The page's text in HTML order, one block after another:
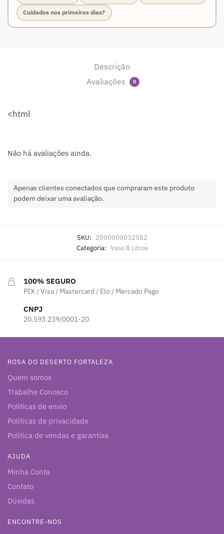
Cuidados nos primeiros dias?
Descrição
Avaliações
0
<html
Não há avaliações ainda.
Apenas clientes conectados que compraram este produto
podem deixar uma avaliação.
SKU: 2000000032582
Categoria: Vaso 8 Litros
100% SEGURO
PIX / Visa / Mastercard / Elo / Mercado Pago
CNPJ
20.593.239/0001-20
ROSA DO DESERTO FORTALEZA
Quem somos
Trabalhe Conosco
Políticas de envio
Políticas de privacidade
Política de vendas e garantias
AJUDA
Minha Conta
Contato
Dúvidas
ENCONTRE-NOS